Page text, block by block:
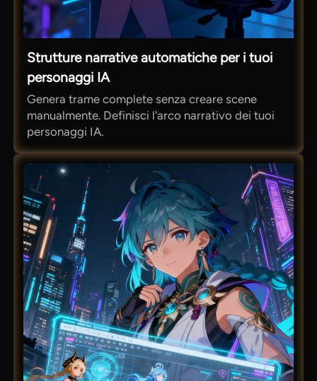
Strutture narrative automatiche per i tuoi
personaggi IA
Genera trame complete senza creare scene
manualmente. Definisci l'arco narrativo dei tuoi
personaggi IA.